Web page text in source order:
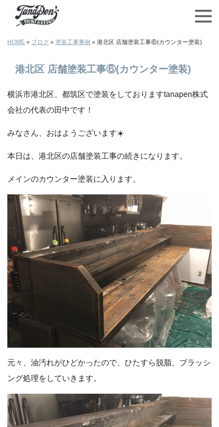
HOME » ブログ » 塗装工事事例 » 港北区 店舗塗装工事⑥(カウンター塗装)
港北区 店舗塗装工事⑥(カウンター塗装)
横浜市港北区、都筑区で塗装をしておりますtanapen株式
会社の代表の田中です！
みなさん、おはようございます☀️
本日は、港北区の店舗塗装工事の続きになります。
メインのカウンター塗装に入ります。
元々、油汚れがひどかったので、ひたすら脱脂、ブラッシ
ング処理をしていきます。